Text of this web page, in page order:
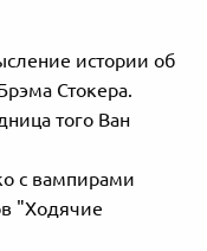
истории об
Стокера.
того Ван
с вампирами
"Ходячие